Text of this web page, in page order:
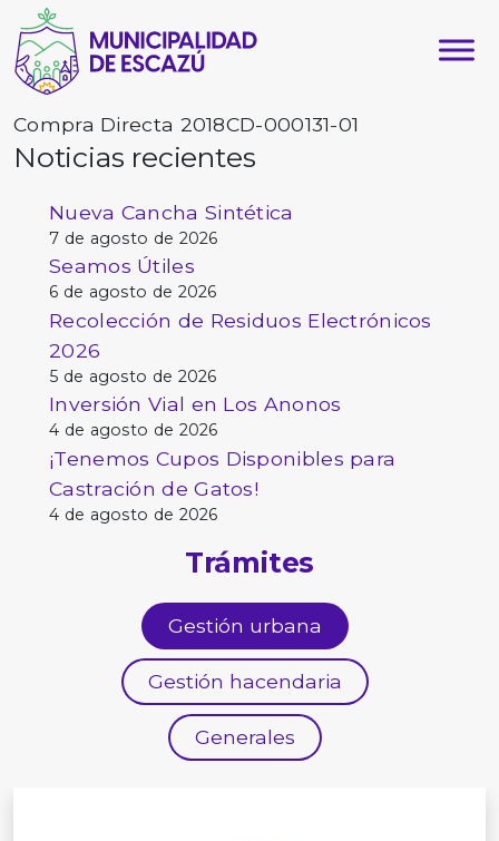
Compra Directa 2018CD-000131-01
Noticias recientes
Nueva Cancha Sintética
7 de agosto de 2026
Seamos Útiles
6 de agosto de 2026
Recolección de Residuos Electrónicos
2026
5 de agosto de 2026
Inversión Vial en Los Anonos
4 de agosto de 2026
¡Tenemos Cupos Disponibles para
Castración de Gatos!
4 de agosto de 2026
Trámites
Gestión urbana
Gestión hacendaria
Generales